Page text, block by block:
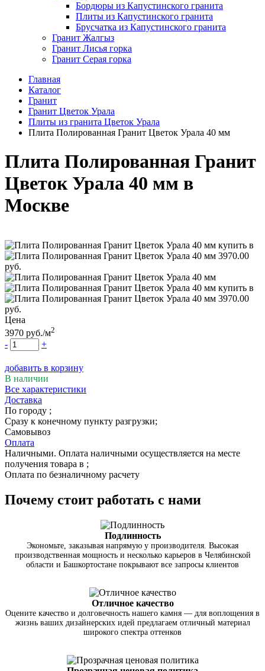
Бордюры из Капустинского гранита
Плиты из Капустинского гранита
Брусчатка из Капустинского гранита
Гранит Жалгыз
Гранит Лисья горка
Гранит Серая горка
Главная
Каталог
Гранит
Гранит Цветок Урала
Плиты из гранита Цветок Урала
Плита Полированная Гранит Цветок Урала 40 мм
Плита Полированная Гранит
Цветок Урала 40 мм в
Москве
Цена
3970 руб./м2
- +
добавить в корзину
В наличии
Все характеристики
Доставка
По городу ;
Сразу к конечному пункту разгрузки;
Самовывоз
Оплата
Наличными. Оплата наличными осуществляется на месте
получения товара в ;
Оплата по безналичному расчету
Почему стоит работать с нами
Подлинность
Экономьте, заказывая напрямую у производителя. Высокая
производственная мощность и несколько карьеров в Челябинской
области и Башкортостане покрывают все запросы клиентов
Отличное качество
Оцените качество и долговечность нашего камня — для воплощения в
жизнь ваших дизайнерских идей предлагаем отличный материал
широкого спектра оттенков